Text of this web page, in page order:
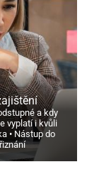
a kdy
vyplatí i kvůli
Nástup do